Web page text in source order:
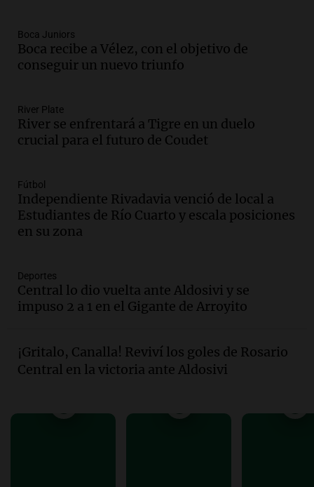
Panorama Federal
Episodios
Audio.Del fitness a la longevidad: por
proteínas
Una mañana para todos
Episodios
María
Panorama Federal
Episodios
públicas en 14 meses
Panorama Federal
Episodios
esperaba cobrar su jubilación en un
banco de San Luis
Panorama Federal
Audio.Docentes de Jujuy denuncian que
Boca Juniors
Boca recibe a Vélez, con el objetivo de
conseguir un nuevo triunfo
River Plate
River se enfrentará a Tigre en un duelo
crucial para el futuro de Coudet
Fútbol
Independiente Rivadavia venció de local a
Estudiantes de Río Cuarto y escala posiciones
en su zona
Deportes
Central lo dio vuelta ante Aldosivi y se
impuso 2 a 1 en el Gigante de Arroyito
¡Gritalo, Canalla! Reviví los goles de Rosario
Central en la victoria ante Aldosivi